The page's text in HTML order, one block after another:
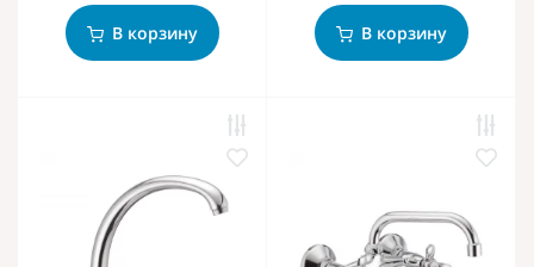
В корзину В корзину